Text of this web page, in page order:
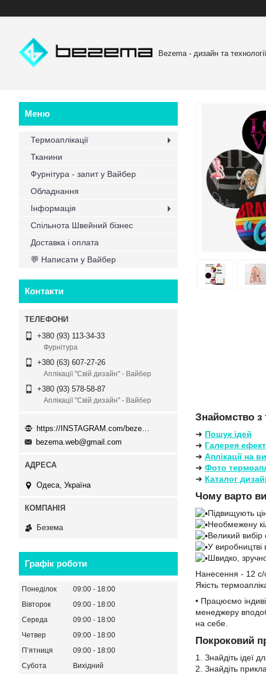
Bezema - дизайн та технології
Знайомство з
➜ Пошук ідей
➜ Галерея
➜ Аплікації на
➜ Фото
➜ Каталог
Чому варто
Підвищують
Необмежену
Великий вибір
У виробництві
Швидко,
Нанесення - 12 с/
Якість
• Працюємо
менеджеру
на себе.
Покроковий
1. Знайдіть ідеї
2. Знайдіть
Термоаплікації
Тканини
Фурнітура - запит у Вайбер
Обладнання
Інформація
Спільнота Швейний бізнес
Доставка і оплата
💬 Написати у Вайбер
Контакти
+380 (93) 113-34-33
Фурнітура
+380 (63) 607-27-26
Аплікації "Свій дизайн" - Вайбер
+380 (93) 578-58-87
Аплікації "Свій дизайн" - Вайбер
bezema.web@gmail.com
Одеса, Україна
Безема
Графік роботи
Понеділок 09:00
18:00
Вівторок
09:00
18:00
Середа
09:00
18:00
Четвер
09:00
18:00
Пʼятниця
09:00
18:00
Субота
Вихідний